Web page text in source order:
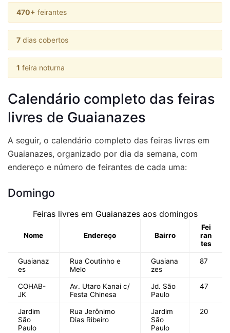
470+ feirantes
7 dias cobertos
1 feira noturna
Calendário completo das feiras
livres de Guaianazes
A seguir, o calendário completo das feiras livres em
Guaianazes, organizado por dia da semana, com
endereço e número de feirantes de cada uma:
Domingo
Feiras livres em Guaianazes aos domingos
Nome Endereço Bairro
Fei
ran
tes
Guaianaz
es
Rua Coutinho e
Melo
Guaiana
zes
87
COHAB-
JK
Av. Utaro Kanai c/
Festa Chinesa
Jd. São
Paulo
47
Jardim
São
Paulo
Rua Jerônimo
Dias Ribeiro
Jardim
São
Paulo
20